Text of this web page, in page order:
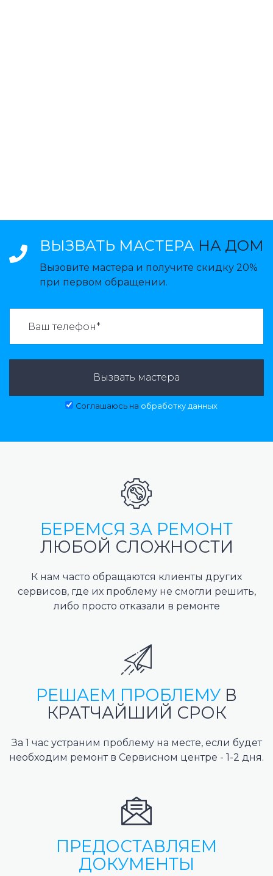
ВЫЗВАТЬ МАСТЕРА НА ДОМ
Вызовите мастера и получите скидку 20%
при первом обращении.
Вызвать мастера
Соглашаюсь на обработку данных
БЕРЕМСЯ ЗА РЕМОНТ
ЛЮБОЙ СЛОЖНОСТИ
К нам часто обращаются клиенты других
сервисов, где их проблему не смогли решить,
либо просто отказали в ремонте
РЕШАЕМ ПРОБЛЕМУ В
КРАТЧАЙШИЙ СРОК
За 1 час устраним проблему на месте, если будет
необходим ремонт в Сервисном центре - 1-2 дня.
ПРЕДОСТАВЛЯЕМ
ДОКУМЕНТЫ